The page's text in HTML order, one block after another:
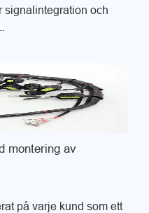
signalintegration och
montering av
på varje kund som ett